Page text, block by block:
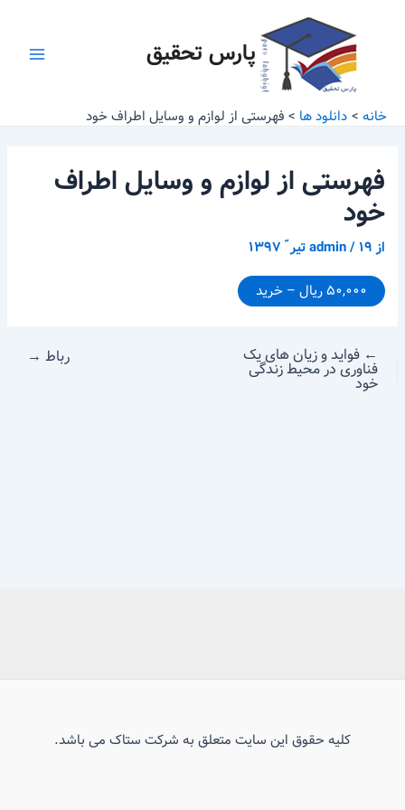
پارس تحقیق
خانه دانلود ها فهرستی از لوازم و وسایل اطراف خود
فهرستی از لوازم و وسایل اطراف
خود
از admin/۱۹ تیر ّ ۱۳۹۷
۵۰,۰۰۰ ریال – خرید
← فواید و زیان های یک
فناوری در محیط زندگی
خود
رباط →
کلیه حقوق این سایت متعلق به شرکت ستاک می باشد.